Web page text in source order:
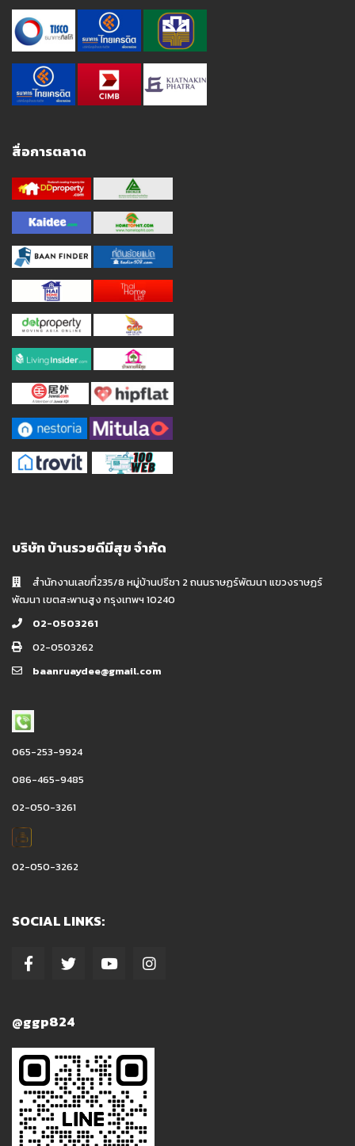
สื่อการตลาด
บริษัท บ้านรวยดีมีสุข จำกัด
สำนักงานเลขที่235/8 หมู่บ้านปรีชา 2 ถนนราษฏร์พัฒนา แขวงราษฏร์
พัฒนา เขตสะพานสูง กรุงเทพฯ 10240
02-0503261
02-0503262
baanruaydee@gmail.com
065-253-9924
086-465-9485
02-050-3261
02-050-3262
SOCIAL LINKS:
@ggp824